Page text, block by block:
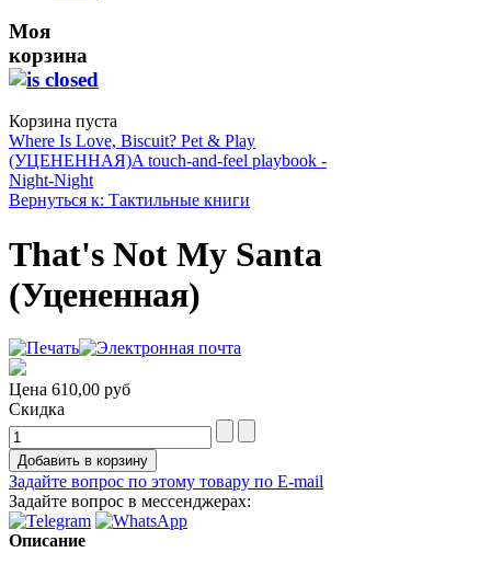
Моя
корзина
Корзина пуста
Where Is Love, Biscuit? Pet & Play
(УЦЕНЕННАЯ)A touch-and-feel playbook -
Night-Night
Вернуться к: Тактильные книги
That's Not My Santa
(Уцененная)
Цена 610,00 руб
Скидка
Задайте вопрос по этому товару по E-mail
Задайте вопрос в мессенджерах:
Описание